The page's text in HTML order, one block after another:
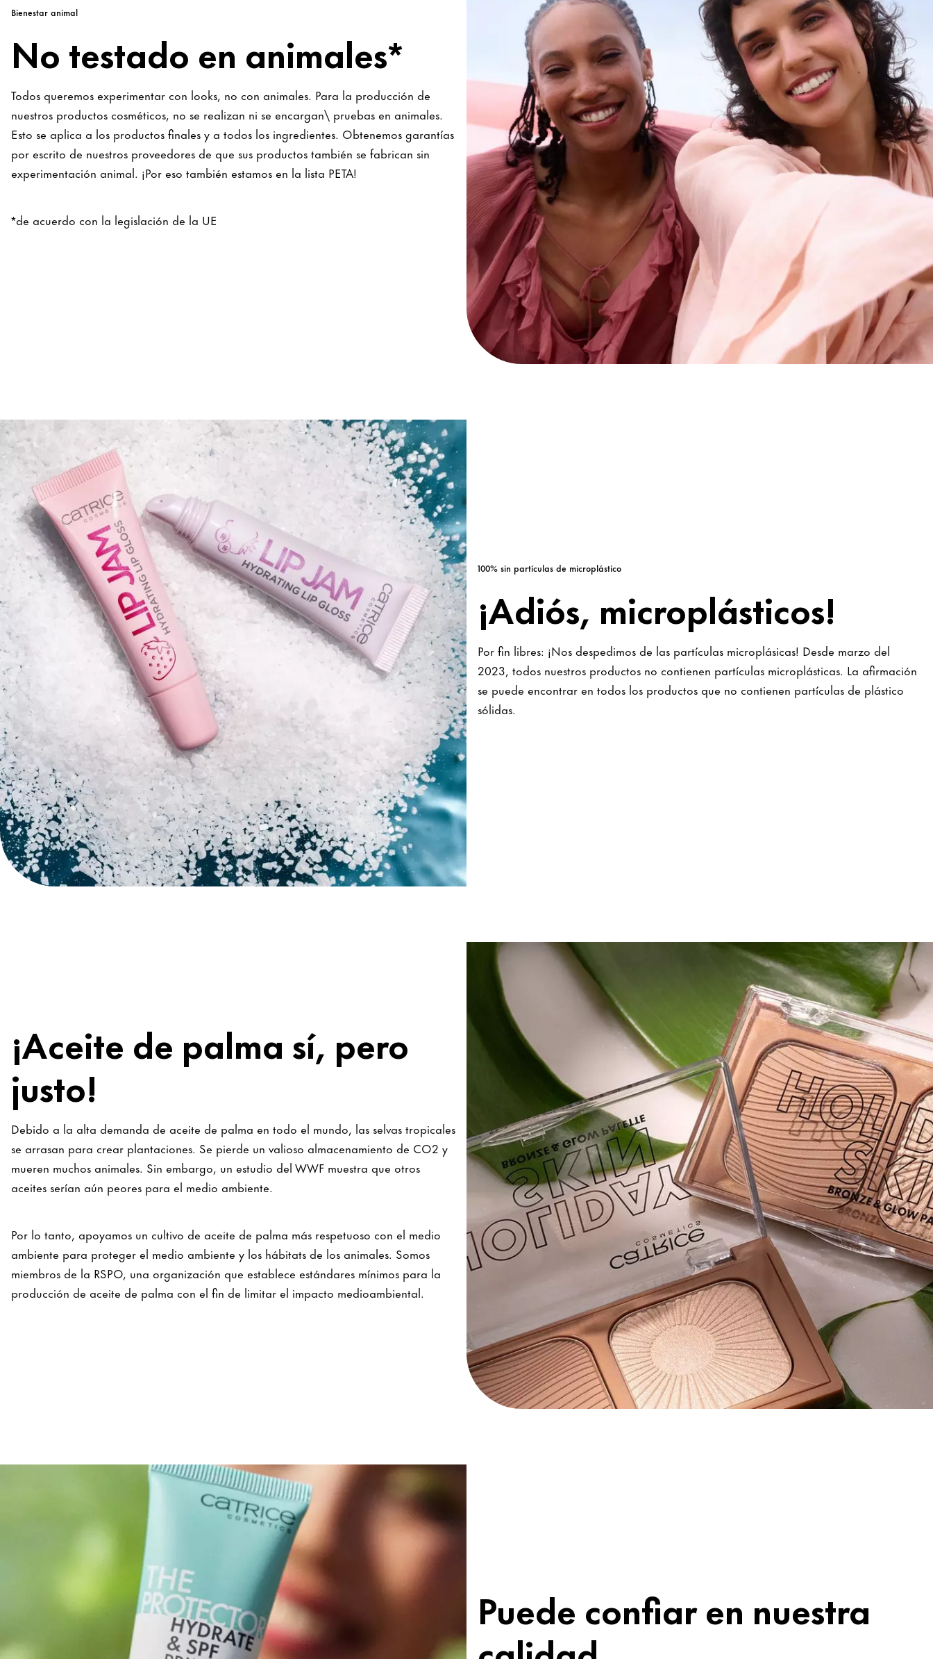
Bienestar animal
No testado en animales*
Todos queremos experimentar con looks, no con animales. Para la producción de
nuestros productos cosméticos, no se realizan ni se encargan\ pruebas en animales.
Esto se aplica a los productos finales y a todos los ingredientes. Obtenemos garantías
por escrito de nuestros proveedores de que sus productos también se fabrican sin
experimentación animal. ¡Por eso también estamos en la lista PETA!
*de acuerdo con la legislación de la UE
100% sin partículas de microplástico
¡Adiós, microplásticos!
Por fin libres: ¡Nos despedimos de las partículas microplásicas! Desde marzo del
2023, todos nuestros productos no contienen partículas microplásticas. La afirmación
se puede encontrar en todos los productos que no contienen partículas de plástico
sólidas.
¡Aceite de palma sí, pero
justo!
Debido a la alta demanda de aceite de palma en todo el mundo, las selvas tropicales
se arrasan para crear plantaciones. Se pierde un valioso almacenamiento de CO2 y
mueren muchos animales. Sin embargo, un estudio del WWF muestra que otros
aceites serían aún peores para el medio ambiente.
Por lo tanto, apoyamos un cultivo de aceite de palma más respetuoso con el medio
ambiente para proteger el medio ambiente y los hábitats de los animales. Somos
miembros de la RSPO, una organización que establece estándares mínimos para la
producción de aceite de palma con el fin de limitar el impacto medioambiental.
Puede confiar en nuestra